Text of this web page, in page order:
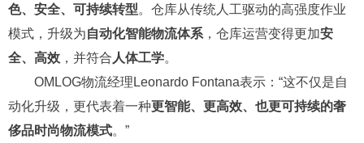
色、安全、可持续转型。仓库从传统人工驱动的高强度作业
模式，升级为自动化智能物流体系 ，仓库运营变得更加安
全、高效 ，并符合 人体工学。
OMLOG物流经理Leonardo Fontana表示：“这不仅是自
动化升级，更代表着一种更智能、更高效、也更可持续的奢
侈品时尚物流模式。”